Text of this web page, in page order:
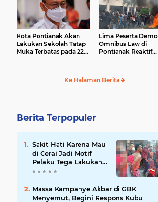
Kota Pontianak Akan
Lakukan Sekolah Tatap
Muka Terbatas pada 22
Lima Peserta Demo
Omnibus Law di
Pontianak Reaktif
Ke Halaman Berita
Berita Terpopuler
Sakit Hati Karena Mau
di Cerai Jadi Motif
Pelaku Tega Lakukan
Pembantaian Satu
Jawi
Massa Kampanye Akbar di GBK
Menyemut, Begini Respons Kubu